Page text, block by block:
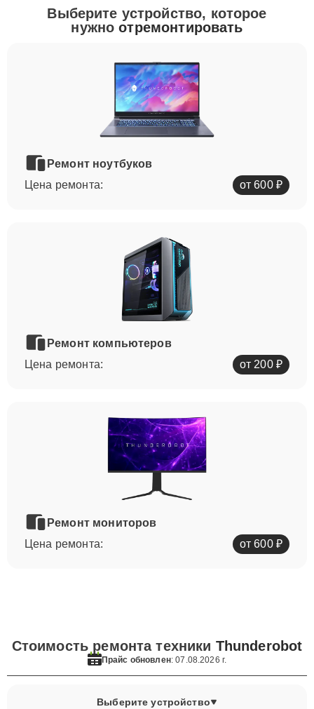
Выберите устройство, которое
нужноотремонтировать
Ремонт ноутбуков
Цена ремонта:
от 600 ₽
Ремонт компьютеров
Цена ремонта:
от 200 ₽
Ремонт мониторов
Цена ремонта:
от 600 ₽
Стоимость ремонта техники Thunderobot
Прайс обновлен: 07.08.2026 г.
Выберите устройство